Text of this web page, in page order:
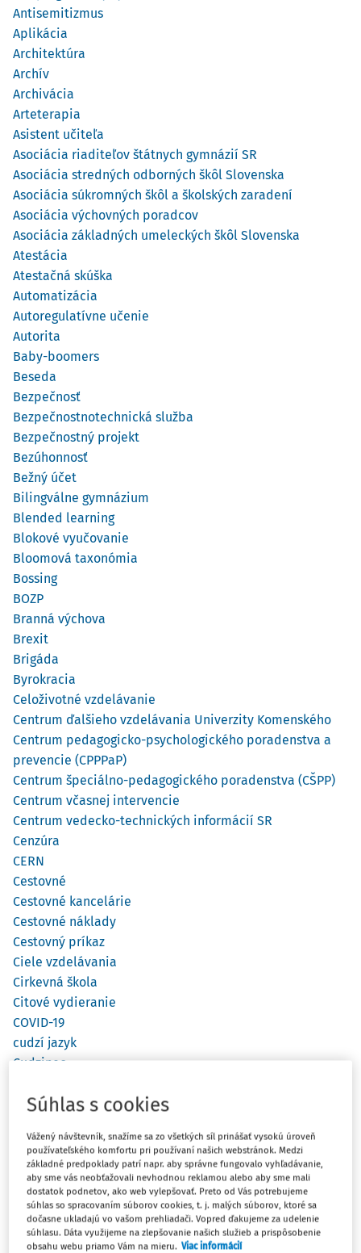
Antisemitizmus
Aplikácia
Architektúra
Archív
Archivácia
Arteterapia
Asistent učiteľa
Asociácia riaditeľov štátnych gymnázií SR
Asociácia stredných odborných škôl Slovenska
Asociácia súkromných škôl a školských zaradení
Asociácia výchovných poradcov
Asociácia základných umeleckých škôl Slovenska
Atestácia
Atestačná skúška
Automatizácia
Autoregulatívne učenie
Autorita
Baby-boomers
Beseda
Bezpečnosť
Bezpečnostnotechnická služba
Bezpečnostný projekt
Bezúhonnosť
Bežný účet
Bilingválne gymnázium
Blended learning
Blokové vyučovanie
Bloomová taxonómia
Bossing
BOZP
Branná výchova
Brexit
Brigáda
Byrokracia
Celoživotné vzdelávanie
Centrum ďalšieho vzdelávania Univerzity Komenského
Centrum pedagogicko-psychologického poradenstva a
prevencie (CPPPaP)
Centrum špeciálno-pedagogického poradenstva (CŠPP)
Centrum včasnej intervencie
Centrum vedecko-technických informácií SR
Cenzúra
CERN
Cestovné
Cestovné kancelárie
Cestovné náklady
Cestovný príkaz
Ciele vzdelávania
Cirkevná škola
Citové vydieranie
COVID-19
cudzí jazyk
Cudzinec
Cvičná firma
Československo
Čestný názov školy
Čítanie
Čitateľská gramotnosť
Člen rady školy
Ďalšie vzdelávanie učiteľov
Súhlas s cookies
Vážený návštevník, snažíme sa zo všetkých síl prinášať vysokú úroveň
používateľského komfortu pri používaní našich webstránok. Medzi
základné predpoklady patrí napr. aby správne fungovalo vyhľadávanie,
aby sme vás neobťažovali nevhodnou reklamou alebo aby sme mali
dostatok podnetov, ako web vylepšovať. Preto od Vás potrebujeme
súhlas so spracovaním súborov cookies, t. j. malých súborov, ktoré sa
dočasne ukladajú vo vašom prehliadači. Vopred ďakujeme za udelenie
súhlasu. Dáta využijeme na zlepšovanie našich služieb a prispôsobenie
obsahu webu priamo Vám na mieru. Viac informácií